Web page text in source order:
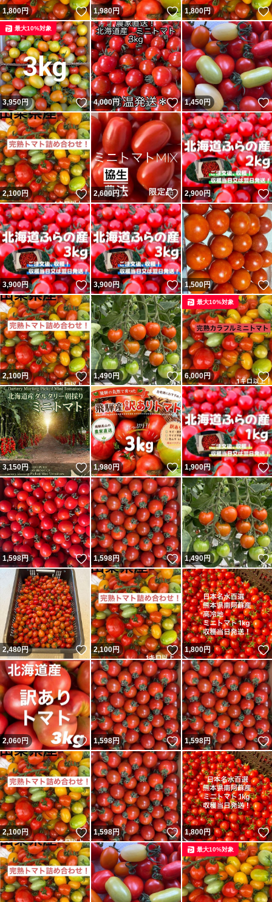
1,800円 いいね！
1,980円 いいね！
1,800円
3,950円 いいね！
最大10%対象
4,000円 いいね！
1,450円
2,100円 いいね！
2,600円 いいね！
2,900円
3,900円 いいね！
3,900円 いいね！
1,500円
2,100円 いいね！
1,490円 いいね！
6,000円
最大10%対象
3,150円 いいね！
1,980円 いいね！
1,900円
1,598円 いいね！
1,598円 いいね！
1,490円
2,480円 いいね！
2,100円 いいね！
1,800円
2,060円 いいね！
1,598円 いいね！
1,598円
2,100円 いいね！
1,598円 いいね！
1,800円
最大10%対象